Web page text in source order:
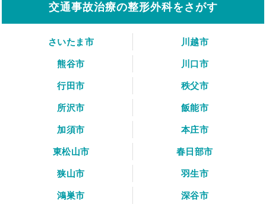
交通事故治療の整形外科をさがす
さいたま市
川越市
熊谷市
川口市
行田市
秩父市
所沢市
飯能市
加須市
本庄市
東松山市
春日部市
狭山市
羽生市
鴻巣市
深谷市